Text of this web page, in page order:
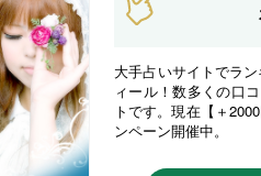
大手占いサイトでラ
ィール！数多くの口
トです。現在【＋
ンペーン開催中。